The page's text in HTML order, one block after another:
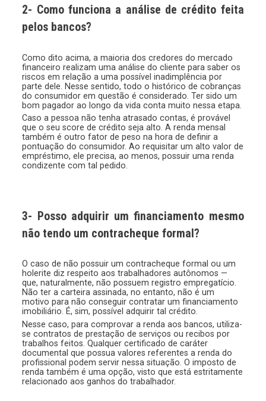
2- Como funciona a análise de crédito feita
pelos bancos?
Como dito acima, a maioria dos credores do mercado
financeiro realizam uma análise do cliente para saber os
riscos em relação a uma possível inadimplência por
parte dele. Nesse sentido, todo o histórico de cobranças
do consumidor em questão é considerado. Ter sido um
bom pagador ao longo da vida conta muito nessa etapa.
Caso a pessoa não tenha atrasado contas, é provável
que o seu score de crédito seja alto. A renda mensal
também é outro fator de peso na hora de definir a
pontuação do consumidor. Ao requisitar um alto valor de
empréstimo, ele precisa, ao menos, possuir uma renda
condizente com tal pedido.
3- Posso adquirir um financiamento mesmo
não tendo um contracheque formal?
O caso de não possuir um contracheque formal ou um
holerite diz respeito aos trabalhadores autônomos —
que, naturalmente, não possuem registro empregatício.
Não ter a carteira assinada, no entanto, não é um
motivo para não conseguir contratar um financiamento
imobiliário. É, sim, possível adquirir tal crédito.
Nesse caso, para comprovar a renda aos bancos, utiliza-
se contratos de prestação de serviços ou recibos por
trabalhos feitos. Qualquer certificado de caráter
documental que possua valores referentes a renda do
profissional podem servir nessa situação. O imposto de
renda também é uma opção, visto que está estritamente
relacionado aos ganhos do trabalhador.